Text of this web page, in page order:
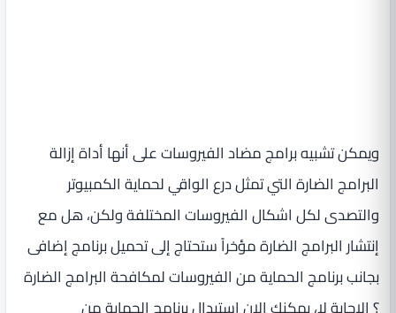
ويمكن تشبيه برامج مضاد الفيروسات على أنها أداة إزالة
البرامج الضارة التي تمثل درع الواقي لحماية الكمبيوتر
والتصدى لكل اشكال الفيروسات المختلفة ولكن، هل مع
إنتشار البرامج الضارة مؤخراً ستحتاج إلى تحميل برنامج إضافى
بجانب برنامج الحماية من الفيروسات لمكافحة البرامج الضارة